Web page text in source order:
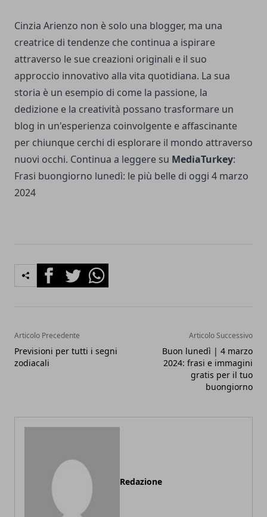
Cinzia Arienzo non è solo una blogger, ma una
creatrice di tendenze che continua a ispirare
attraverso le sue creazioni originali e il suo
approccio innovativo alla vita quotidiana. La sua
storia è un esempio di come la passione, la
dedizione e la creatività possano trasformare un
blog in un'esperienza coinvolgente e affascinante
per chiunque cerchi di esplorare il mondo attraverso
nuovi occhi. Continua a leggere su MediaTurkey:
Frasi buongiorno lunedì: le più belle di oggi 4 marzo
2024
FacebookTwitterWhatsapp
Articolo Precedente
Previsioni per tutti i segni
zodiacali
Articolo Successivo
Buon lunedì | 4 marzo
2024: frasi e immagini
gratis per il tuo
buongiorno
Redazione